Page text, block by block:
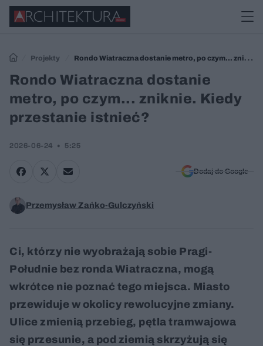
Projekty
Rondo Wiatraczna dostanie metro, po czym... zniknie.
Kiedy przestanie istnieć?
Rondo Wiatraczna dostanie
metro, po czym... zniknie. Kiedy
przestanie istnieć?
2026-06-24 5:25
Dodaj do Google
Przemysław Zańko-Gulczyński
Ci, którzy nie wyobrażają sobie Pragi-
Południe bez ronda Wiatraczna, mogą
wkrótce nie poznać tego miejsca. Miasto
przewiduje w okolicy rewolucyjne zmiany.
Ulice zmienią przebieg, pętla tramwajowa
się przesunie, a pod ziemią skrzyżują się